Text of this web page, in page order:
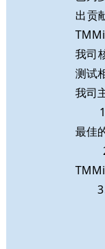
出贡
我司
测试
我司
1、
最佳
2、
3、